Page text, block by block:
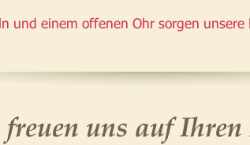
und einem offenen Ohr sorgen
uns auf